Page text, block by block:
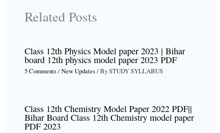
Related Posts
Class 12th Physics Model paper 2023 | Bihar
board 12th physics model paper 2023 PDF
5 Comments/New Updates/ BySTUDY SYLLABUS
Class 12th Chemistry Model Paper 2022 PDF||
Bihar Board Class 12th Chemistry model paper
PDF 2023